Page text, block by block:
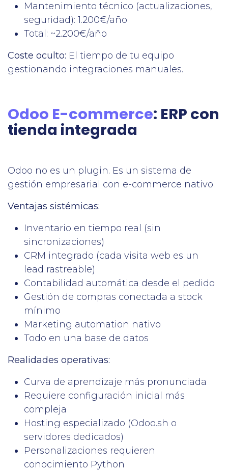
Mantenimiento técnico (actualizaciones,
seguridad): 1.200€/año
Total: ~2.200€/año
Coste oculto: El tiempo de tu equipo
gestionando integraciones manuales.
Odoo E-commerce: ERP con
tienda integrada
Odoo no es un plugin. Es un sistema de
gestión empresarial con e-commerce nativo.
Ventajas sistémicas:
Inventario en tiempo real (sin
sincronizaciones)
CRM integrado (cada visita web es un
lead rastreable)
Contabilidad automática desde el pedido
Gestión de compras conectada a stock
mínimo
Marketing automation nativo
Todo en una base de datos
Realidades operativas:
Curva de aprendizaje más pronunciada
Requiere configuración inicial más
compleja
Hosting especializado (Odoo.sh o
servidores dedicados)
Personalizaciones requieren
conocimiento Python